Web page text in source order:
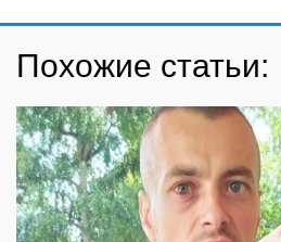
Похожие статьи: